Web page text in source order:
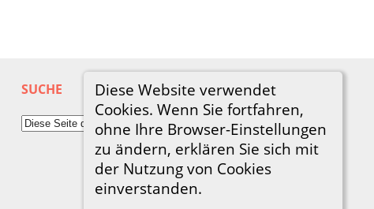
Diese Website verwendet
Cookies. Wenn Sie fortfahren,
ohne Ihre Browser-Einstellungen
zu ändern, erklären Sie sich mit
der Nutzung von Cookies
einverstanden.
SUCHE